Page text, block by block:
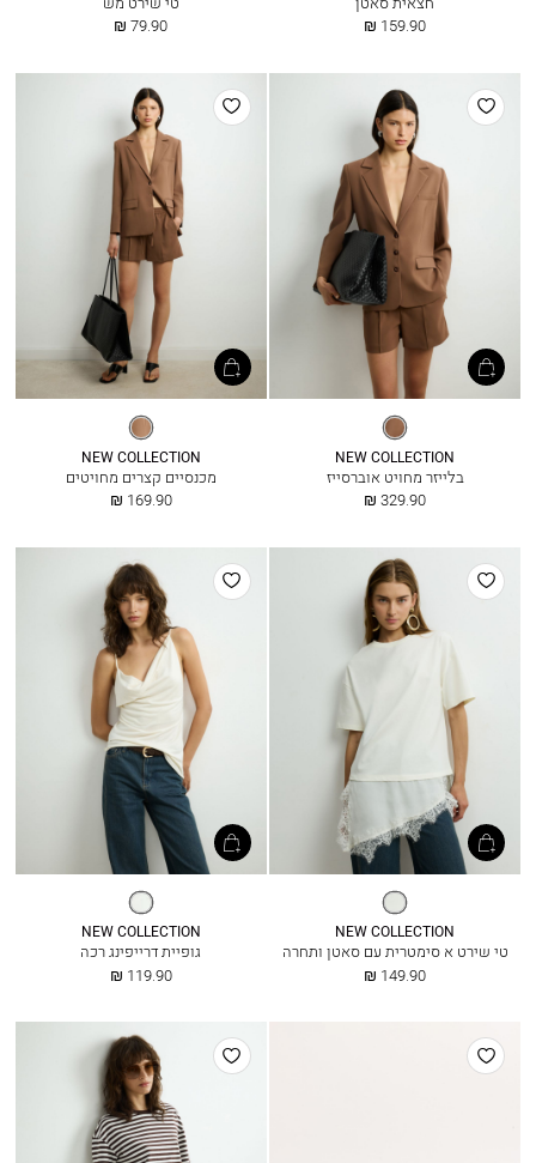
החל
159.90 ₪
החל
79.90 ₪
הוסף
למועדפים
חום
קקאו
NEW COLLECTION
בלייזר מחויט אוברסייז
החל
329.90 ₪
הוסף
למועדפים
חום
קקאו
NEW COLLECTION
מכנסיים קצרים מחויטים
החל
169.90 ₪
הוסף
למועדפים
שנהב
NEW COLLECTION
טי שירט א סימטרית עם סאטן ותחרה
החל
149.90 ₪
הוסף
למועדפים
בז׳
כהה
NEW COLLECTION
גופיית דרייפינג רכה
החל
119.90 ₪
הוסף
למועדפים
הוסף
למועדפים